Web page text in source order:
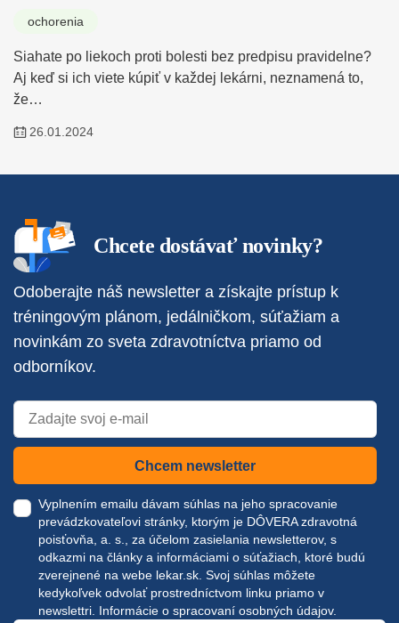
ochorenia
Siahate po liekoch proti bolesti bez predpisu pravidelne?
Aj keď si ich viete kúpiť v každej lekárni, neznamená to,
že…
26.01.2024
Chcete dostávať novinky?
Odoberajte náš newsletter a získajte prístup k
tréningovým plánom, jedálničkom, súťažiam a
novinkám zo sveta zdravotníctva priamo od
odborníkov.
Chcem newsletter
Vyplnením emailu dávam súhlas na jeho spracovanie
prevádzkovateľovi stránky, ktorým je DÔVERA zdravotná
poisťovňa, a. s., za účelom zasielania newsletterov, s
odkazmi na články a informáciami o súťažiach, ktoré budú
zverejnené na webe lekar.sk. Svoj súhlas môžete
kedykoľvek odvolať prostredníctvom linku priamo v
newslettri. Informácie o spracovaní osobných údajov.